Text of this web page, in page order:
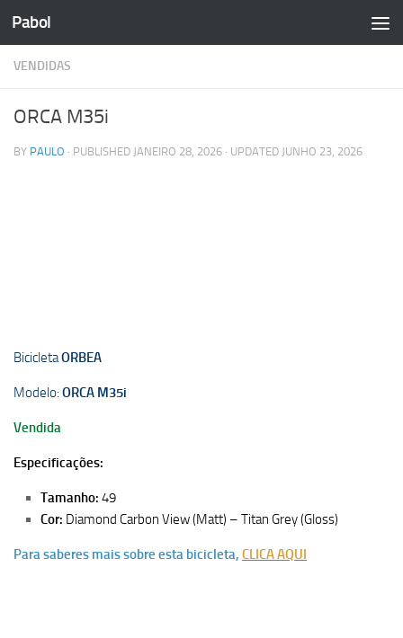
Skip to content
Pabol
VENDIDAS
ORCA M35i
BY PAULO · PUBLISHED JANEIRO 28, 2026 · UPDATED JUNHO 23, 2026
BicicletaORBEA
Modelo: ORCA M35i
Vendida
Especificações:
Tamanho: 49
Cor: Diamond Carbon View (Matt) – Titan Grey (Gloss)
Para saberes mais sobre esta bicicleta, CLICA AQUI